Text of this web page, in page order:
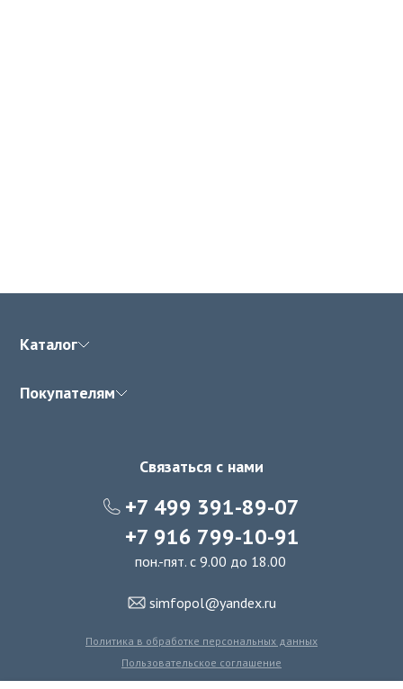
Каталог
Покупателям
Связаться с нами
+7 499 391-89-07
+7 916 799-10-91
пон.-пят. с 9.00 до 18.00
simfopol@yandex.ru
Политика в обработке персональных данных
Пользовательское соглашение
Политика использования файлов cookie